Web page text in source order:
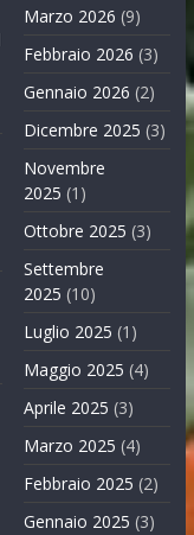
Marzo 2026 (9)
Febbraio 2026 (3)
Gennaio 2026 (2)
Dicembre 2025 (3)
Novembre
2025 (1)
Ottobre 2025 (3)
Settembre
2025 (10)
Luglio 2025 (1)
Maggio 2025 (4)
Aprile 2025 (3)
Marzo 2025 (4)
Febbraio 2025 (2)
Gennaio 2025 (3)